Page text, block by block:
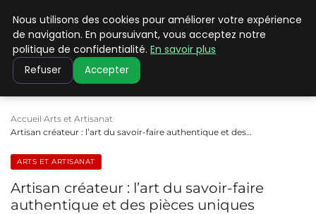
PILAT PATRIMOINES
Accueil Arts et Artisanat
Artisan créateur : l’art du savoir-faire authentique et des…
ARTS ET ARTISANAT
Artisan créateur : l’art du savoir-faire
authentique et des pièces uniques
Nous utilisons des cookies pour améliorer votre expérience
de navigation. En poursuivant, vous acceptez notre
politique de confidentialité. En savoir plus
Refuser Accepter